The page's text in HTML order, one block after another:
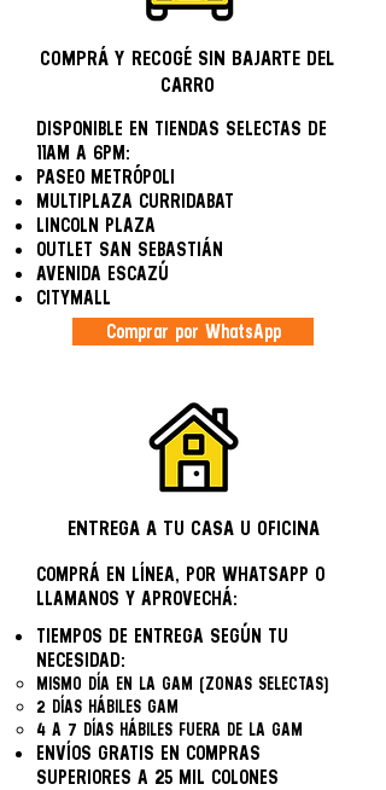
COMPRÁ EN LÍNEA, POR WHATSAPP O
LLAMANOS Y APROVECHÁ:
TIEMPOS DE ENTREGA SEGÚN TU
NECESIDAD:
MISMO DÍA EN LA GAM (ZONAS SELECTAS)
2 DÍAS HÁBILES GAM
4 A 7 DÍAS HÁBILES FUERA DE LA GAM
ENVÍOS GRATIS EN COMPRAS
SUPERIORES A 25 MIL COLONES
ENTREGA A TU CASA U OFICINA
COMPRÁ Y RECOGÉ SIN BAJARTE DEL
CARRO
​DISPONIBLE EN TIENDAS SELECTAS DE
11AM A 6PM:
PASEO METRÓPOLI
MULTIPLAZA CURRIDABAT
LINCOLN PLAZA
OUTLET SAN SEBASTIÁN
AVENIDA ESCAZÚ
CITYMALL
Comprar por WhatsApp